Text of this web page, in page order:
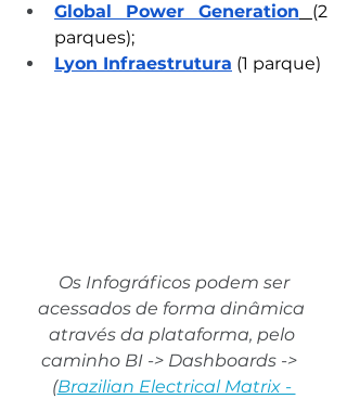
Global Power Generation
(2
parques);
Lyon Infraestrutura (1 parque)
Os Infográficos podem ser
acessados de forma dinâmica
através da plataforma, pelo
caminho BI -> Dashboards ->
(Brazilian Electrical Matrix -